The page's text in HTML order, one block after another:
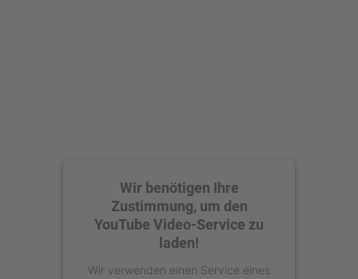
Wir benötigen Ihre
Zustimmung, um den
YouTube Video-Service zu
laden!
Wir verwenden einen Service eines